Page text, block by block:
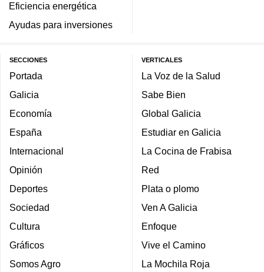
Eficiencia energética
Ayudas para inversiones
SECCIONES
Portada
Galicia
Economía
España
Internacional
Opinión
Deportes
Sociedad
Cultura
Gráficos
Somos Agro
VERTICALES
La Voz de la Salud
Sabe Bien
Global Galicia
Estudiar en Galicia
La Cocina de Frabisa
Red
Plata o plomo
Ven A Galicia
Enfoque
Vive el Camino
La Mochila Roja